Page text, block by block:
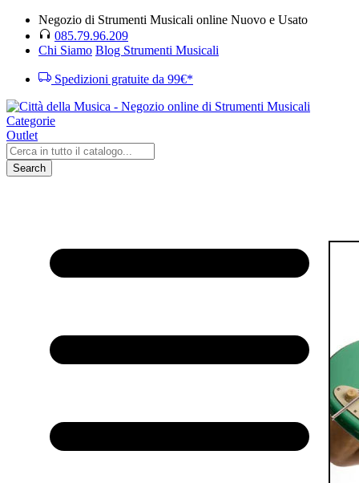
Negozio di Strumenti Musicali online Nuovo e Usato
085.79.96.209
Chi Siamo Blog Strumenti Musicali
Spedizioni gratuite da 99€*
Categorie
Outlet
Search